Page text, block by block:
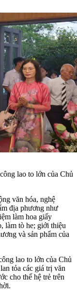
lao to lớn của Chủ
văn hóa, nghệ
địa phương như
làm hoa giấy
làm tò he; giới thiệu
và sản phẩm của
lao to lớn của Chủ
tỏa các giá trị văn
cho thế hệ trẻ trên